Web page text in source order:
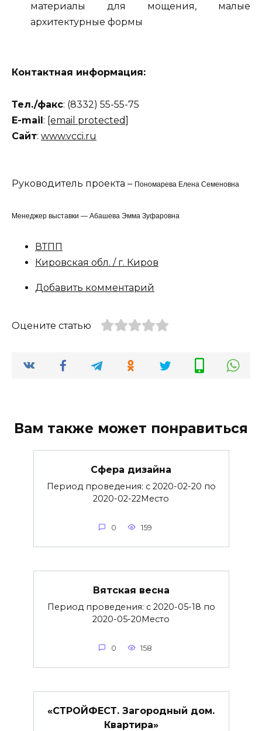
материалы для мощения, малые
архитектурные формы
Контактная информация:
Тел./факс: (8332) 55-55-75
E-mail: [email protected]
Сайт: www.vcci.ru
Руководитель проекта – Пономарева Елена Семеновна
Менеджер выставки — Абашева Эмма Зуфаровна
ВТПП
Кировская обл. / г. Киров
Добавить комментарий
Оцените статью
Вам также может понравиться
Сфера дизайна
Период проведения: с 2020-02-20 по
2020-02-22Место
0 159
Вятская весна
Период проведения: с 2020-05-18 по
2020-05-20Место
0 158
«СТРОЙФЕСТ. Загородный дом.
Квартира»